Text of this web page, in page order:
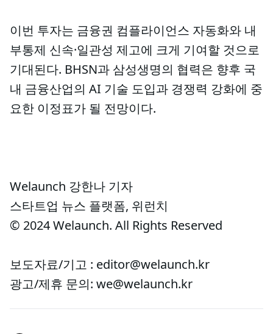
이번 투자는 금융권 컴플라이언스 자동화와 내
부통제 신속·일관성 제고에 크게 기여할 것으로
기대된다. BHSN과 삼성생명의 협력은 향후 국
내 금융산업의 AI 기술 도입과 경쟁력 강화에 중
요한 이정표가 될 전망이다.
Welaunch 강한나 기자
스타트업 뉴스 플랫폼, 위런치
© 2024 Welaunch. All Rights Reserved
보도자료/기고 : editor@welaunch.kr
광고/제휴 문의: we@welaunch.kr